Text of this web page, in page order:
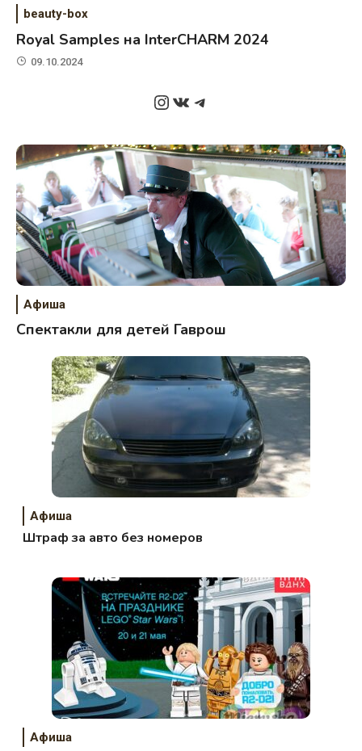
beauty-box
Royal Samples на InterCHARM 2024
09.10.2024
Instagram
ВКонтакте
Telegram
Афиша
Спектакли для детей Гаврош
Афиша
Штраф за авто без номеров
Афиша